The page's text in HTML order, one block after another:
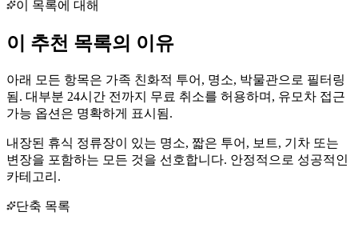
이 목록에 대해
이 추천 목록의 이유
아래 모든 항목은 가족 친화적 투어, 명소, 박물관으로 필터링
됨. 대부분 24시간 전까지 무료 취소를 허용하며, 유모차 접근
가능 옵션은 명확하게 표시됨.
내장된 휴식 정류장이 있는 명소, 짧은 투어, 보트, 기차 또는
변장을 포함하는 모든 것을 선호합니다. 안정적으로 성공적인
카테고리.
단축 목록